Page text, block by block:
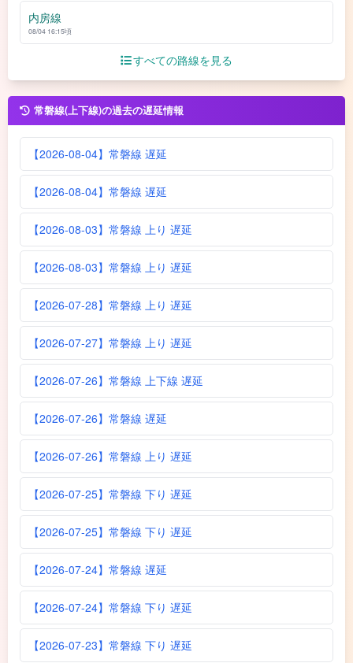
内房線
08/04 16:15頃
すべての路線を見る
常磐線(上下線)の過去の遅延情報
【2026-08-04】常磐線 遅延
【2026-08-04】常磐線 遅延
【2026-08-03】常磐線 上り 遅延
【2026-08-03】常磐線 上り 遅延
【2026-07-28】常磐線 上り 遅延
【2026-07-27】常磐線 上り 遅延
【2026-07-26】常磐線 上下線 遅延
【2026-07-26】常磐線 遅延
【2026-07-26】常磐線 上り 遅延
【2026-07-25】常磐線 下り 遅延
【2026-07-25】常磐線 下り 遅延
【2026-07-24】常磐線 遅延
【2026-07-24】常磐線 下り 遅延
【2026-07-23】常磐線 下り 遅延